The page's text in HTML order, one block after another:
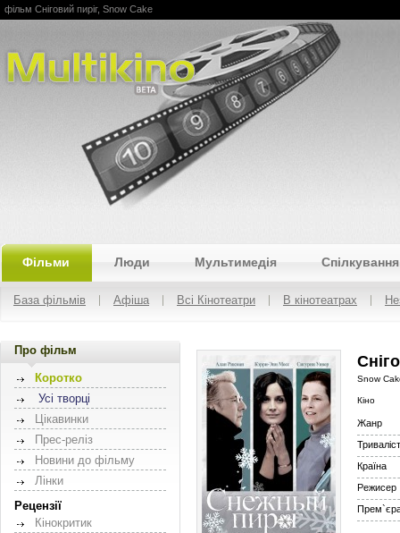
Multikino
фільм Сніговий пиріг, Snow Cake
Фільми Люди Мультимедія Спілкування
База фільмів Афіша Всі Кінотеатри В кінотеатрах
Про фільм
Коротко
Усі творці
Цікавинки
Прес-реліз
Новини до фільму
Лінки
Рецензії
Кінокритик
Snow
Кіно
Жанр
Країна
Режисер
Прем`єра